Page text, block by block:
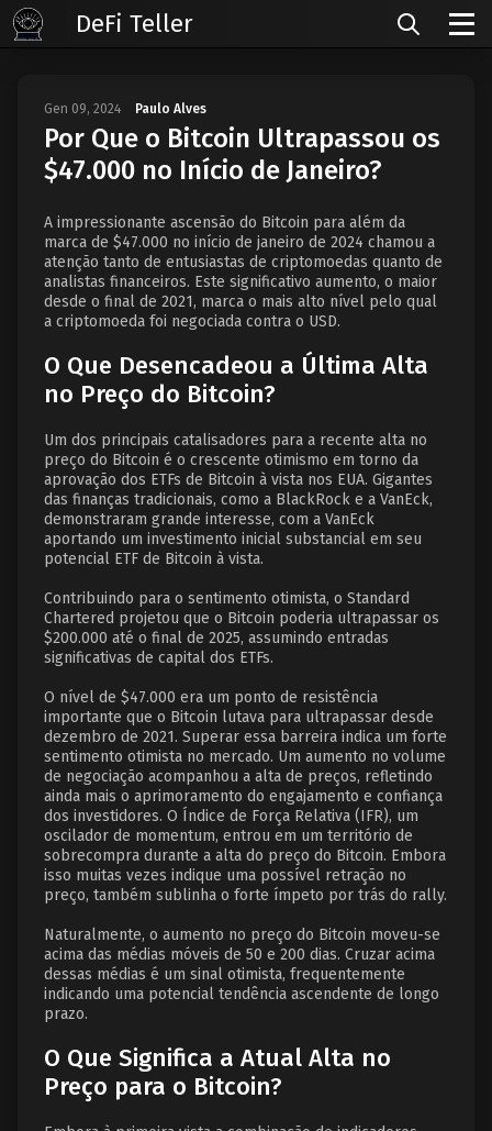
Gen 09, 2024 Paulo Alves
Por Que o Bitcoin Ultrapassou os
$47.000 no Início de Janeiro?
A impressionante ascensão do Bitcoin para além da
marca de $47.000 no início de janeiro de 2024 chamou a
atenção tanto de entusiastas de criptomoedas quanto de
analistas financeiros. Este significativo aumento, o maior
desde o final de 2021, marca o mais alto nível pelo qual
a criptomoeda foi negociada contra o USD.
O Que Desencadeou a Última Alta
no Preço do Bitcoin?
Um dos principais catalisadores para a recente alta no
preço do Bitcoin é o crescente otimismo em torno da
aprovação dos ETFs de Bitcoin à vista nos EUA. Gigantes
das finanças tradicionais, como a BlackRock e a VanEck,
demonstraram grande interesse, com a VanEck
aportando um investimento inicial substancial em seu
potencial ETF de Bitcoin à vista.
Contribuindo para o sentimento otimista, o Standard
Chartered projetou que o Bitcoin poderia ultrapassar os
$200.000 até o final de 2025, assumindo entradas
significativas de capital dos ETFs.
O nível de $47.000 era um ponto de resistência
importante que o Bitcoin lutava para ultrapassar desde
dezembro de 2021. Superar essa barreira indica um forte
sentimento otimista no mercado. Um aumento no volume
de negociação acompanhou a alta de preços, refletindo
ainda mais o aprimoramento do engajamento e confiança
dos investidores. O Índice de Força Relativa (IFR), um
oscilador de momentum, entrou em um território de
sobrecompra durante a alta do preço do Bitcoin. Embora
isso muitas vezes indique uma possível retração no
preço, também sublinha o forte ímpeto por trás do rally.
Naturalmente, o aumento no preço do Bitcoin moveu-se
acima das médias móveis de 50 e 200 dias. Cruzar acima
dessas médias é um sinal otimista, frequentemente
indicando uma potencial tendência ascendente de longo
prazo.
O Que Significa a Atual Alta no
Preço para o Bitcoin?
DeFi Teller